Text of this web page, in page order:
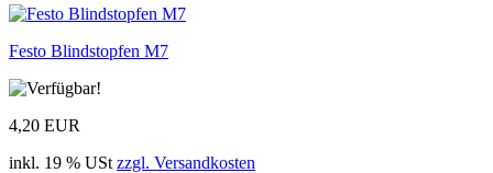
Festo Blindstopfen M7
4,20 EUR
inkl. 19 % USt zzgl. Versandkosten